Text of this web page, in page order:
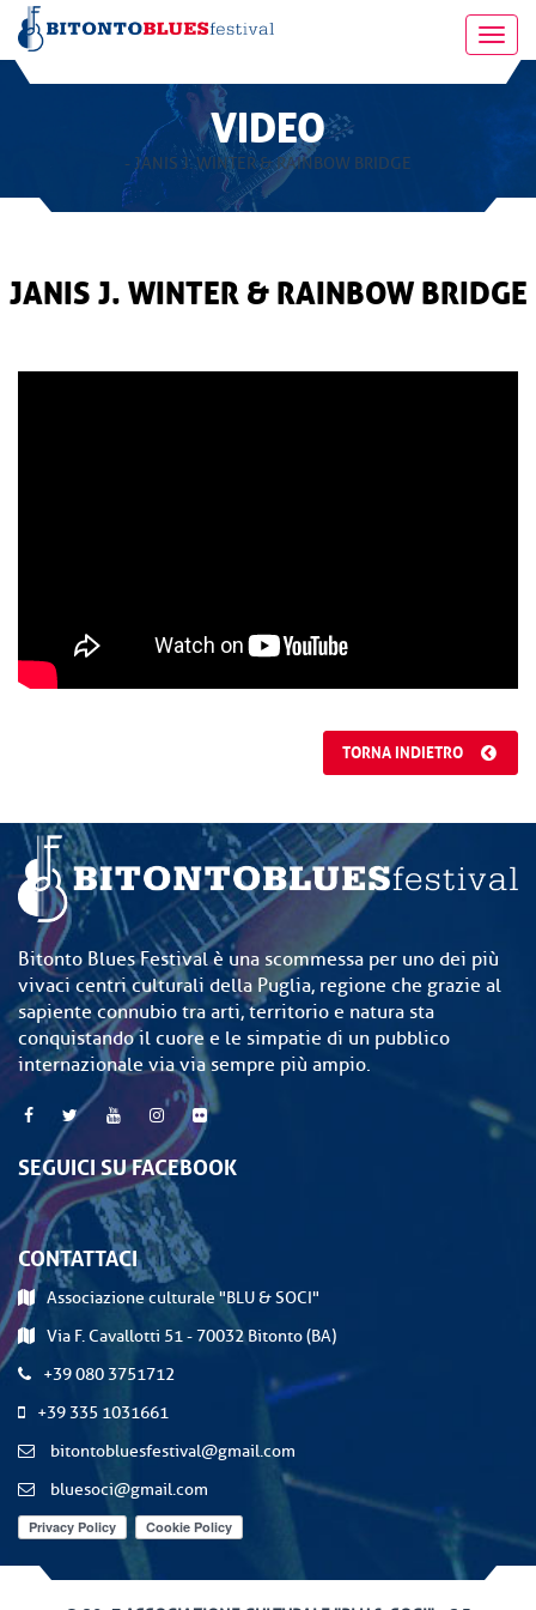
VIDEO
- JANIS J. WINTER & RAINBOW BRIDGE
JANIS J. WINTER & RAINBOW BRIDGE
TORNA INDIETRO
Bitonto Blues Festival è una scommessa per uno dei più
vivaci centri culturali della Puglia, regione che grazie al
sapiente connubio tra arti, territorio e natura sta
conquistando il cuore e le simpatie di un pubblico
internazionale via via sempre più ampio.
SEGUICI SU FACEBOOK
CONTATTACI
Associazione culturale "BLU & SOCI"
Via F. Cavallotti 51 - 70032 Bitonto (BA)
+39 080 3751712
+39 335 1031661
bitontobluesfestival@gmail.com
bluesoci@gmail.com